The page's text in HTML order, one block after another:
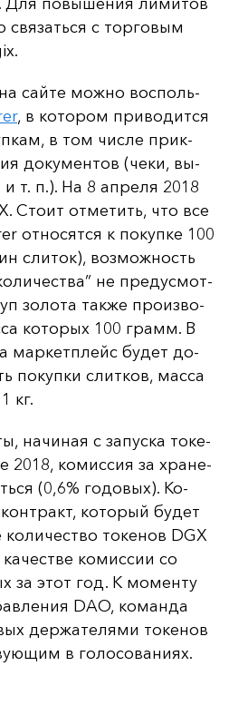
с тор­го­вым
сай­те мож­но вос­поль­
, в ко­то­ром при­во­дит­ся
в том чис­ле прик­
до­ку­мен­тов (че­ки, вы­
т. п.). На 8 ап­ре­ля 2018
Сто­ит от­ме­тить, что все
от­но­сят­ся к по­куп­ке 100
сли­ток), воз­мож­ность
не пре­дус­мот­
зо­ло­та так­же про­из­во­
ко­то­рых 100 грамм. В
мар­кет­плейс бу­дет до­
по­куп­ки слит­ков, мас­са
кг.
на­чи­ная с за­пус­ка то­ке­
2018, ко­мис­сия за хра­не­
(0,6% го­до­вых). Ко­
ко­то­рый бу­дет
то­ке­нов DGX
ко­мис­сии со
за этот год. К мо­мен­ту
DAO, ко­ман­да
дер­жа­те­ля­ми то­ке­нов
в го­ло­со­ва­ни­ях.